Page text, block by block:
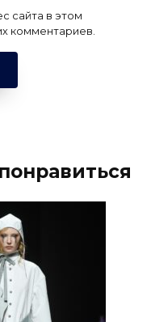
сайта в этом
комментариев.